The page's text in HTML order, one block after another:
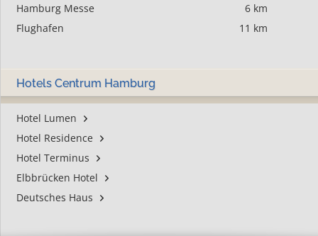
Hamburg Messe
6 km
Flughafen
11 km
Hotels Centrum Hamburg
Hotel Lumen
Hotel Residence
Hotel Terminus
Elbbrücken Hotel
Deutsches Haus